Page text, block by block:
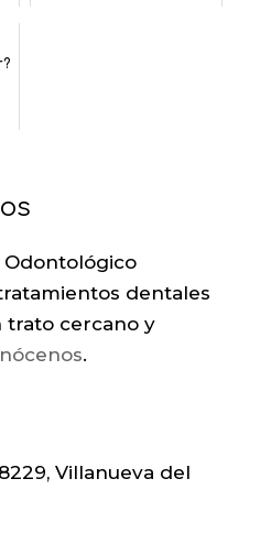
Odontológico
dentales
trato cercano y
.
Villanueva del